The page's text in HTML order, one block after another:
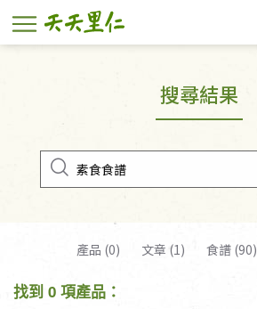
幸福節中獎名單
搜尋結果
產品 (0) 文章 (1) 食譜 (90)
找到 0 項產品：